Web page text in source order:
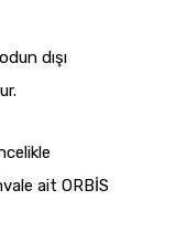
dışı
ait ORBİS